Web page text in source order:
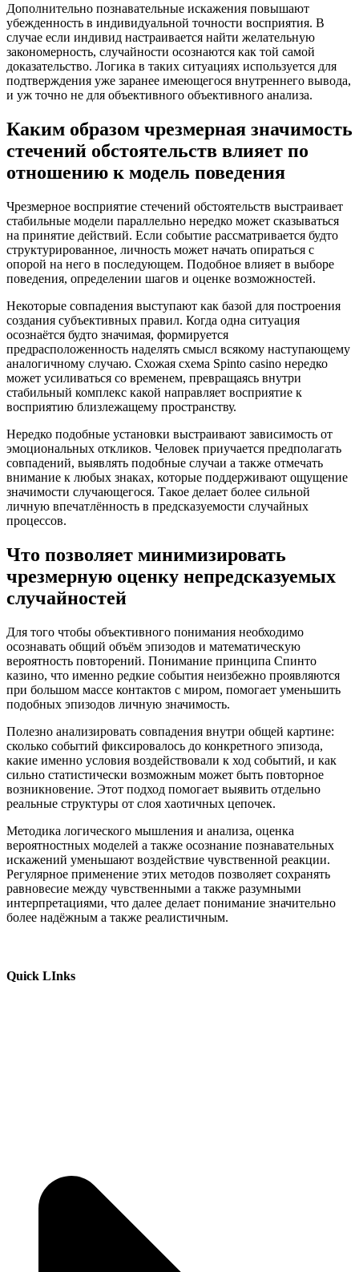
Дополнительно познавательные искажения повышают
убежденность в индивидуальной точности восприятия. В
случае если индивид настраивается найти желательную
закономерность, случайности осознаются как той самой
доказательство. Логика в таких ситуациях используется для
подтверждения уже заранее имеющегося внутреннего вывода,
и уж точно не для объективного объективного анализа.
Каким образом чрезмерная значимость
стечений обстоятельств влияет по
отношению к модель поведения
Чрезмерное восприятие стечений обстоятельств выстраивает
стабильные модели параллельно нередко может сказываться
на принятие действий. Если событие рассматривается будто
структурированное, личность может начать опираться с
опорой на него в последующем. Подобное влияет в выборе
поведения, определении шагов и оценке возможностей.
Некоторые совпадения выступают как базой для построения
создания субъективных правил. Когда одна ситуация
осознаётся будто значимая, формируется
предрасположенность наделять смысл всякому наступающему
аналогичному случаю. Схожая схема Spinto casino нередко
может усиливаться со временем, превращаясь внутри
стабильный комплекс какой направляет восприятие к
восприятию близлежащему пространству.
Нередко подобные установки выстраивают зависимость от
эмоциональных откликов. Человек приучается предполагать
совпадений, выявлять подобные случаи а также отмечать
внимание к любых знаках, которые поддерживают ощущение
значимости случающегося. Такое делает более сильной
личную впечатлённость в предсказуемости случайных
процессов.
Что позволяет минимизировать
чрезмерную оценку непредсказуемых
случайностей
Для того чтобы объективного понимания необходимо
осознавать общий объём эпизодов и математическую
вероятность повторений. Понимание принципа Спинто
казино, что именно редкие события неизбежно проявляются
при большом массе контактов с миром, помогает уменьшить
подобных эпизодов личную значимость.
Полезно анализировать совпадения внутри общей картине:
сколько событий фикcировалось до конкретного эпизода,
какие именно условия воздействовали к ход событий, и как
сильно статистически возможным может быть повторное
возникновение. Этот подход помогает выявить отдельно
реальные структуры от слоя хаотичных цепочек.
Методика логического мышления и анализа, оценка
вероятностных моделей а также осознание познавательных
искажений уменьшают воздействие чувственной реакции.
Регулярное применение этих методов позволяет сохранять
равновесие между чувственными а также разумными
интерпретациями, что далее делает понимание значительно
более надёжным а также реалистичным.
Quick LInks